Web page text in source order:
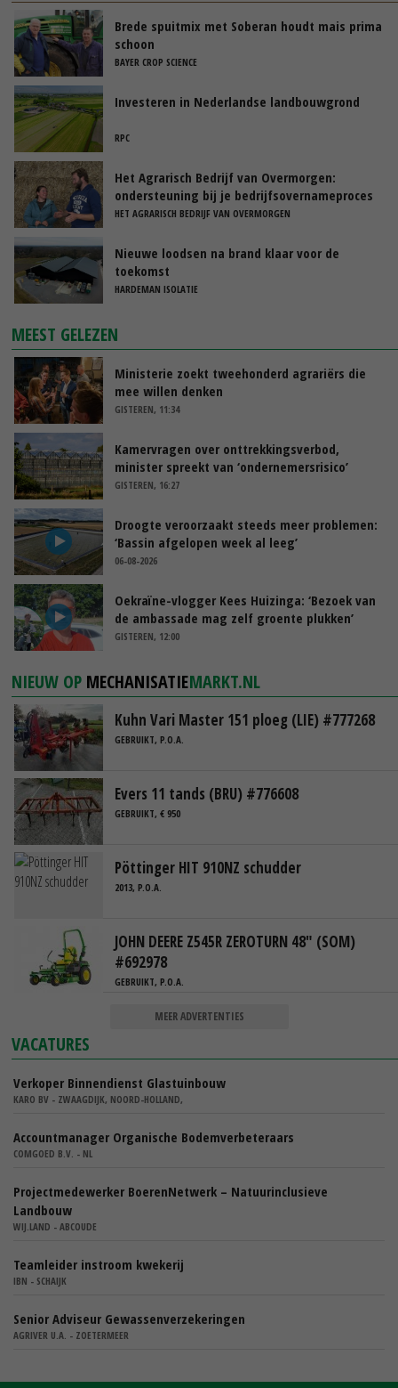
Brede spuitmix met Soberan houdt mais prima
schoon
BAYER CROP SCIENCE
Investeren in Nederlandse landbouwgrond
RPC
Het Agrarisch Bedrijf van Overmorgen:
ondersteuning bij je bedrijfsovernameproces
HET AGRARISCH BEDRIJF VAN OVERMORGEN
Nieuwe loodsen na brand klaar voor de
toekomst
HARDEMAN ISOLATIE
MEEST GELEZEN
Ministerie zoekt tweehonderd agrariërs die
mee willen denken
GISTEREN, 11:34
Kamervragen over onttrekkingsverbod,
minister spreekt van ‘ondernemersrisico’
GISTEREN, 16:27
Droogte veroorzaakt steeds meer problemen:
‘Bassin afgelopen week al leeg’
06-08-2026
Oekraïne-vlogger Kees Huizinga: ‘Bezoek van
de ambassade mag zelf groente plukken’
GISTEREN, 12:00
NIEUW OP MECHANISATIEMARKT.NL
Kuhn Vari Master 151 ploeg (LIE) #777268
GEBRUIKT, P.O.A.
Evers 11 tands (BRU) #776608
GEBRUIKT, € 950
Pöttinger HIT 910NZ schudder
2013, P.O.A.
JOHN DEERE Z545R ZEROTURN 48" (SOM)
#692978
GEBRUIKT, P.O.A.
MEER ADVERTENTIES
VACATURES
Verkoper Binnendienst Glastuinbouw
KARO BV - ZWAAGDIJK, NOORD-HOLLAND,
Accountmanager Organische Bodemverbeteraars
COMGOED B.V. - NL
Projectmedewerker BoerenNetwerk – Natuurinclusieve
Landbouw
WIJ.LAND - ABCOUDE
Teamleider instroom kwekerij
IBN - SCHAIJK
Senior Adviseur Gewassenverzekeringen
AGRIVER U.A. - ZOETERMEER